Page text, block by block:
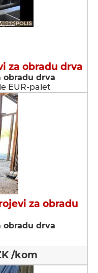
za obradu drva
obradu drva
EUR-palet
za obradu
obradu drva
/kom